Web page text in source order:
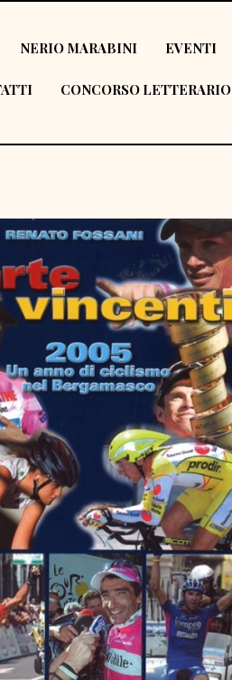
NERIO MARABINI EVENTI
CONCORSO LETTERARIO